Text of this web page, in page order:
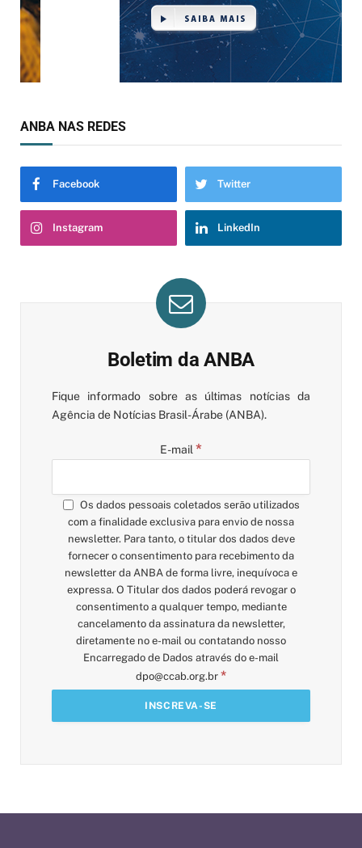
ANBA NAS REDES
Facebook Twitter
Instagram LinkedIn
Boletim da ANBA
Fique informado sobre as últimas notícias da
Agência de Notícias Brasil-Árabe (ANBA).
E-mail *
Os dados pessoais coletados serão utilizados
com a finalidade exclusiva para envio de nossa
newsletter. Para tanto, o titular dos dados deve
fornecer o consentimento para recebimento da
newsletter da ANBA de forma livre, inequívoca e
expressa. O Titular dos dados poderá revogar o
consentimento a qualquer tempo, mediante
cancelamento da assinatura da newsletter,
diretamente no e-mail ou contatando nosso
Encarregado de Dados através do e-mail
dpo@ccab.org.br *